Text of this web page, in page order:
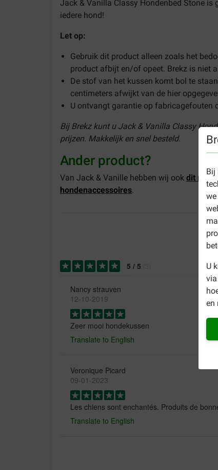
Bij
U
en
Jack & Vanilla Classy Hondenbed Stone
iedere hond!
Let op:
Gebruik dit product alleen zoals het
product afbijt en/of opeet. Brekz is niet
De stof van het kussen komt bol te
centimeters afwijkt van de hier
U ontvangt garantie op fabricagefouten
Bij Brekz kunt u Jack & Vanilla Classy
prijzen. Makkelijk en snel besteld.
Ander product?
Van Jack & Vanille hebben wij ook dit
hondenaccessoires.
5 / 5
Nancy strauven
12-10-2019
Zeer mooi hondekussen
Translate to English
Veronique Picard
09-01-2023
Les chiens sont enchantés. Produits de
Translate to English